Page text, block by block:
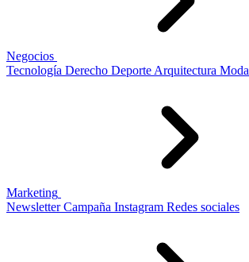
Negocios
Tecnología Derecho Deporte Arquitectura Moda
Marketing
Newsletter Campaña Instagram Redes sociales